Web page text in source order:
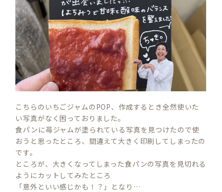
こちらのいちごジャムのPOP、作成するとき全然使いた
い写真がなく困っておりました。
食パンに苺ジャムが塗られている写真を見つけたので使
おうと思ったところ、間違えて大きく印刷してしまったの
です。
ところが、大きくなってしまった食パンの写真を見切れる
ようにカットしてみたところ
「意外といい感じかも！？」となり…